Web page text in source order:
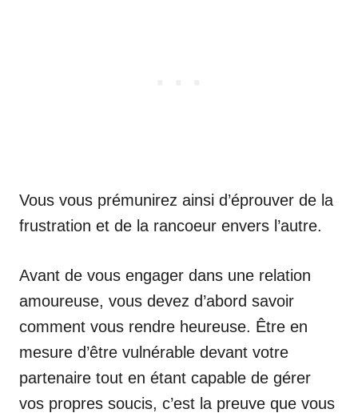
Vous vous prémunirez ainsi d’éprouver de la
frustration et de la rancoeur envers l’autre.
Avant de vous engager dans une relation
amoureuse, vous devez d’abord savoir
comment vous rendre heureuse. Être en
mesure d’être vulnérable devant votre
partenaire tout en étant capable de gérer
vos propres soucis, c’est la preuve que vous